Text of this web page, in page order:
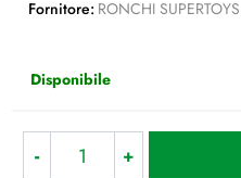
Fornitore: RONCHI
Disponibile